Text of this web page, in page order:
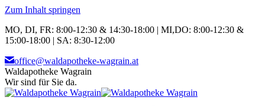
Zum Inhalt springen
MO, DI, FR: 8:00-12:30 & 14:30-18:00 | MI,DO: 8:00-12:30 &
15:00-18:00 | SA: 8:30-12:00
office@waldapotheke-wagrain.at
Waldapotheke Wagrain
Wir sind für Sie da.